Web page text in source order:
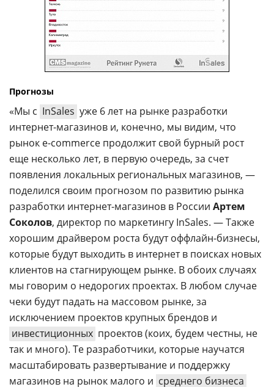
Прогнозы
«Мы с InSales уже 6 лет на рынке разработки
интернет-магазинов и, конечно, мы видим, что
рынок e-сommerce продолжит свой бурный рост
еще несколько лет, в первую очередь, за счет
появления локальных региональных магазинов, —
поделился своим прогнозом по развитию рынка
разработки интернет-магазинов в России Артем
Соколов, директор по маркетингу InSales. — Также
хорошим драйвером роста будут оффлайн-бизнесы,
которые будут выходить в интернет в поисках новых
клиентов на стагнирующем рынке. В обоих случаях
мы говорим о недорогих проектах. В любом случае
чеки будут падать на массовом рынке, за
исключением проектов крупных брендов и
инвестиционных проектов (коих, будем честны, не
так и много). Те разработчики, которые научатся
масштабировать развертывание и поддержку
магазинов на рынок малого и среднего бизнеса